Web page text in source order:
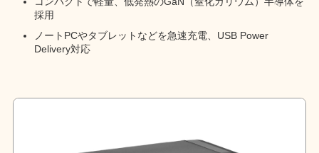
採用
ノートPCやタブレットなどを急速充電、USB Power
Delivery対応